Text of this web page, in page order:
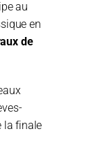
au
en
de
la finale